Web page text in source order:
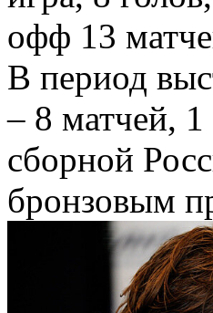
офф 13
В период
– 8 матчей, 1
сборной
бронзовым